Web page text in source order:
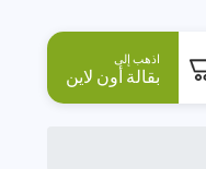
اذهب إلى
بقالة أون لاين